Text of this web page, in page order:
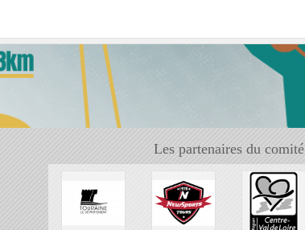
Les partenaires du comité